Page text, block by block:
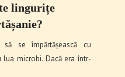
lingurițe
se împărtășească cu
microbi. Dacă era într-